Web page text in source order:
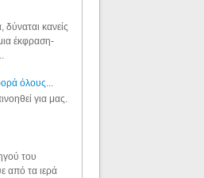
κανείς
έκφραση-
όλους...
για μας.
του
από τα ιερά